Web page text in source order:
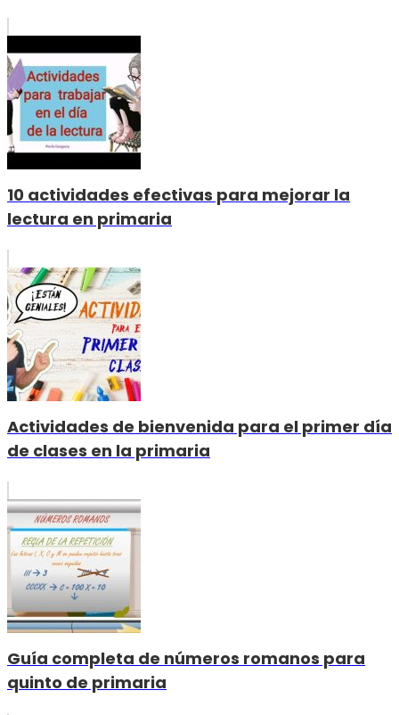
10 actividades efectivas para mejorar la
lectura en primaria
Actividades de bienvenida para el primer día
de clases en la primaria
Guía completa de números romanos para
quinto de primaria